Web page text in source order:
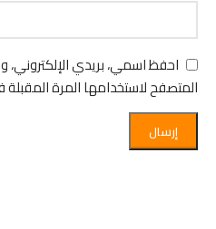
احفظ اسمي، بريدي الإلكتروني،
المتصفح لاستخدامها المرة